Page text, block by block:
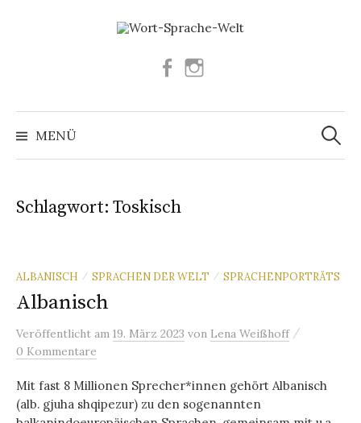
Facebook
MENÜ
Suchen
nach:
Schlagwort:Toskisch
ALBANISCH / SPRACHEN DER WELT / SPRACHENPORTRÄTS
Albanisch
Veröffentlicht am 19. März 2023 von Lena Weißhoff /
0 Kommentare
Mit fast 8 Millionen Sprecher*innen gehört Albanisch
(alb. gjuha shqipezur) zu den sogenannten